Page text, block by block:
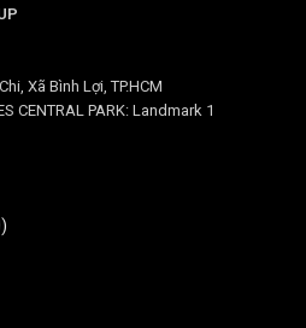
Xã Bình Lợi, TP.HCM
CENTRAL PARK: Landmark 1